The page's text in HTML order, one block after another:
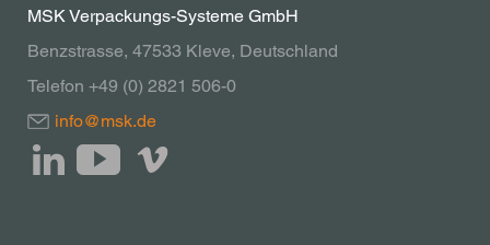
MSK Verpackungs-Systeme GmbH
Benzstrasse, 47533 Kleve, Deutschland
Telefon +49 (0) 2821 506-0
info@msk.de